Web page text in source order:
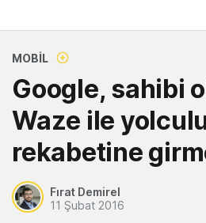
MOBIL
Google, sahibi
Waze ile
rekabetine
Fırat Demirel
11 Şubat 2016